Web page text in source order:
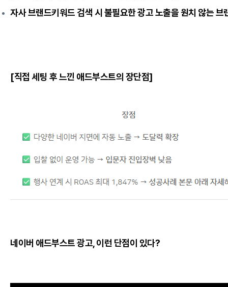
자사 브랜드키워드 검색 시 불필요한 광고 노출을 원치 않는 브
[직접 세팅 후 느낀 애드부스트의 장단점]
네이버 애드부스트 광고, 이런 단점이 있다?